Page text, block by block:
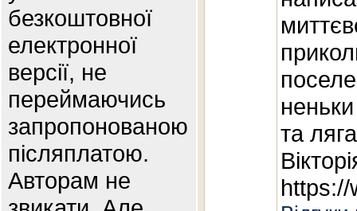
безкоштовної
електронної
версії, не
переймаючись
запропонованою
післяплатою.
Авторам не
та